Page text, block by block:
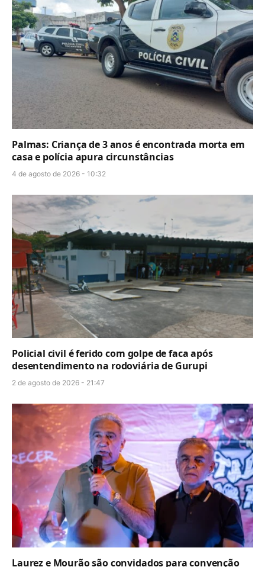
Palmas: Criança de 3 anos é encontrada morta em
casa e polícia apura circunstâncias
4 de agosto de 2026 - 10:32
Policial civil é ferido com golpe de faca após
desentendimento na rodoviária de Gurupi
2 de agosto de 2026 - 21:47
Laurez e Mourão são convidados para convenção